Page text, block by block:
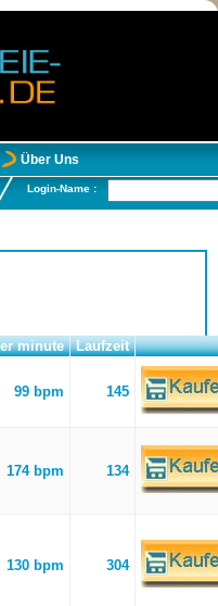
Über Uns
Login-Name :
minute
Laufzeit
99 bpm 145
174 bpm 134
130 bpm 304